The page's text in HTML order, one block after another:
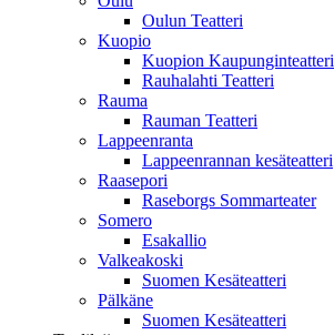
Oulun Teatteri
Kuopio
Kuopion Kaupunginteatteri
Rauhalahti Teatteri
Rauma
Rauman Teatteri
Lappeenranta
Lappeenrannan kesäteatteri
Raasepori
Raseborgs Sommarteater
Somero
Esakallio
Valkeakoski
Suomen Kesäteatteri
Pälkäne
Suomen Kesäteatteri